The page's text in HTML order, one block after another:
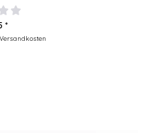
*
Versandkosten